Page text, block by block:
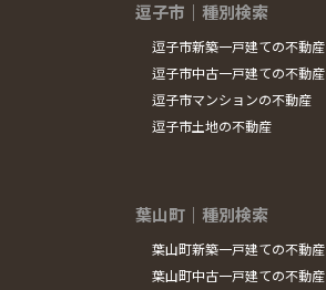
逗子市｜種別検索
逗子市新築一戸建ての不動産
逗子市中古一戸建ての不動産
逗子市マンションの不動産
逗子市土地の不動産
葉山町｜種別検索
葉山町新築一戸建ての不動産
葉山町中古一戸建ての不動産